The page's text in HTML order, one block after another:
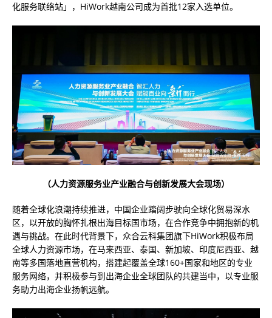
化服务联络站」，HiWork越南公司成为首批12家入选单位。
（人力资源服务业产业融合与创新发展大会现场）
随着全球化浪潮持续推进，中国企业踏阔步驶向全球化贸易深水
区，以开放的胸怀扎根出海目标国市场，在合作竞争中拥抱新的机
遇与挑战。在此时代背景下，众合云科集团旗下HiWork积极布局
全球人力资源市场，在马来西亚、泰国、新加坡、印度尼西亚、越
南等多国落地直营机构，搭建起覆盖全球160+国家和地区的专业
服务网络，并积极参与到出海企业全球团队的共建当中，以专业服
务助力出海企业扬帆远航。